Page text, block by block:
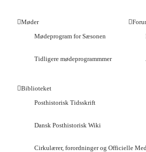
Møder
Mødeprogram for Sæsonen
Tidligere mødeprogrammmer
Biblioteket
Posthistorisk Tidsskrift
Dansk Posthistorisk Wiki
Cirkulærer, forordninger og Officielle